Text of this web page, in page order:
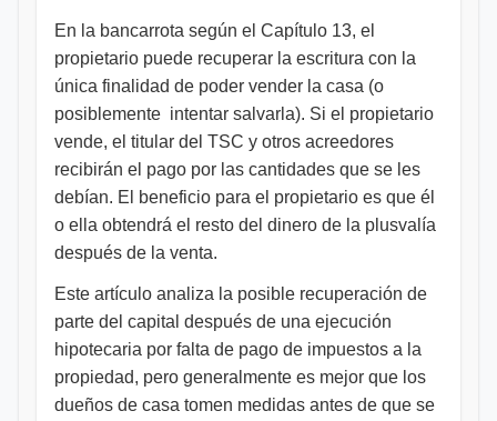
En la bancarrota según el Capítulo 13, el
propietario puede recuperar la escritura con la
única finalidad de poder vender la casa (o
posiblemente intentar salvarla). Si el propietario
vende, el titular del TSC y otros acreedores
recibirán el pago por las cantidades que se les
debían. El beneficio para el propietario es que él
o ella obtendrá el resto del dinero de la plusvalía
después de la venta.
Este artículo analiza la posible recuperación de
parte del capital después de una ejecución
hipotecaria por falta de pago de impuestos a la
propiedad, pero generalmente es mejor que los
dueños de casa tomen medidas antes de que se